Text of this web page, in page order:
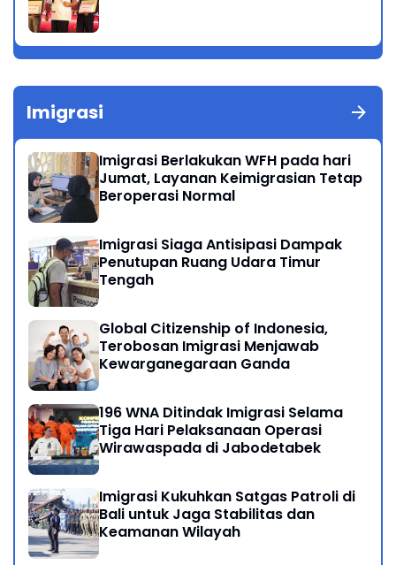
Imigrasi
Imigrasi Berlakukan WFH pada hari
Jumat, Layanan Keimigrasian Tetap
Beroperasi Normal
Imigrasi Siaga Antisipasi Dampak
Penutupan Ruang Udara Timur
Tengah
Global Citizenship of Indonesia,
Terobosan Imigrasi Menjawab
Kewarganegaraan Ganda
196 WNA Ditindak Imigrasi Selama
Tiga Hari Pelaksanaan Operasi
Wirawaspada di Jabodetabek
Imigrasi Kukuhkan Satgas Patroli di
Bali untuk Jaga Stabilitas dan
Keamanan Wilayah